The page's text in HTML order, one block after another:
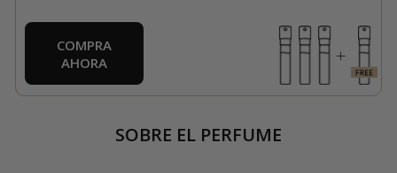
COMPRA
AHORA
SOBRE EL PERFUME